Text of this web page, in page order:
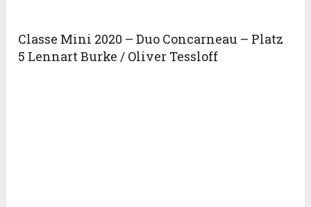
Classe Mini 2020 – Duo Concarneau – Platz
5 Lennart Burke / Oliver Tessloff